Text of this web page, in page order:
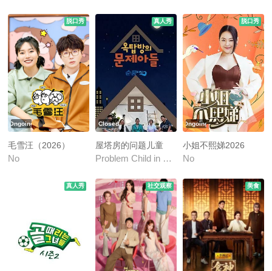
脱口秀
Ongoing
毛雪汪（2026）
No
真人秀
Closed
屋塔房的问题儿童
Problem Child in House The Problems of
脱口秀
Ongoing
小姐不熙娣2026
No
真人秀 社交观察 美食